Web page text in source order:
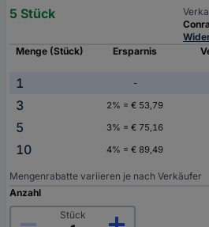
5 Stück
Menge (Stück)
Ersparnis
1 -
3
2% = € 53,79
5
3% = € 75,16
10
4% = € 89,49
Mengenrabatte variieren je nach Verkäufer
Anzahl
Stück